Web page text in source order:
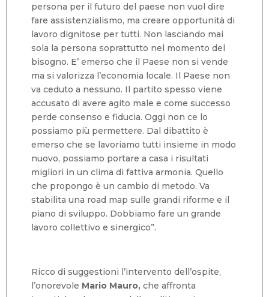
persona per il futuro del paese non vuol dire
fare assistenzialismo, ma creare opportunità di
lavoro dignitose per tutti. Non lasciando mai
sola la persona soprattutto nel momento del
bisogno. E’ emerso che il Paese non si vende
ma si valorizza l’economia locale. Il Paese non
va ceduto a nessuno. Il partito spesso viene
accusato di avere agito male e come successo
perde consenso e fiducia. Oggi non ce lo
possiamo più permettere. Dal dibattito è
emerso che se lavoriamo tutti insieme in modo
nuovo, possiamo portare a casa i risultati
migliori in un clima di fattiva armonia. Quello
che propongo è un cambio di metodo. Va
stabilita una road map sulle grandi riforme e il
piano di sviluppo. Dobbiamo fare un grande
lavoro collettivo e sinergico”.
Ricco di suggestioni l’intervento dell’ospite,
l’onorevole Mario Mauro,che affronta